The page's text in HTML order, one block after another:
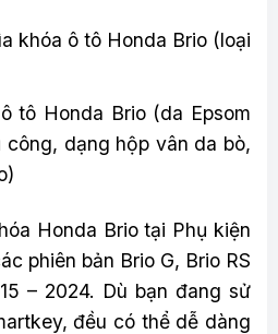
khóa ô tô Honda Brio (loại
tô Honda Brio (da Epsom
công, dạng hộp vân da bò,
Honda Brio tại Phụ kiện
phiên bản Brio G, Brio RS
– 2024. Dù bạn đang sử
đều có thể dễ dàng